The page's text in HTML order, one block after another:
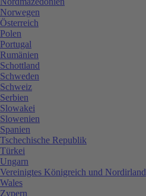
Norwegen
Österreich
Polen
Portugal
Rumänien
Schottland
Schweden
Schweiz
Serbien
Slowakei
Slowenien
Spanien
Tschechische Republik
Türkei
Ungarn
Vereinigtes Königreich und Nordirland
Wales
Zypern